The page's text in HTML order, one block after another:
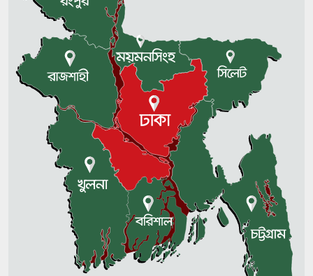
শেখ হাসিনার পতনের পর সরকারবিহীন
তিন দিন কী ঘটেছিল
বিএনপি সরকার কথায় নয়, কাজে
বিশ্বাসী: পানিসম্পদ প্রতিমন্ত্রী
ভারতে বসে হাসিনার ‘উস্কানি’:
প্রতিবাদে ঢাবি ছাত্রদলের বিক্ষোভ